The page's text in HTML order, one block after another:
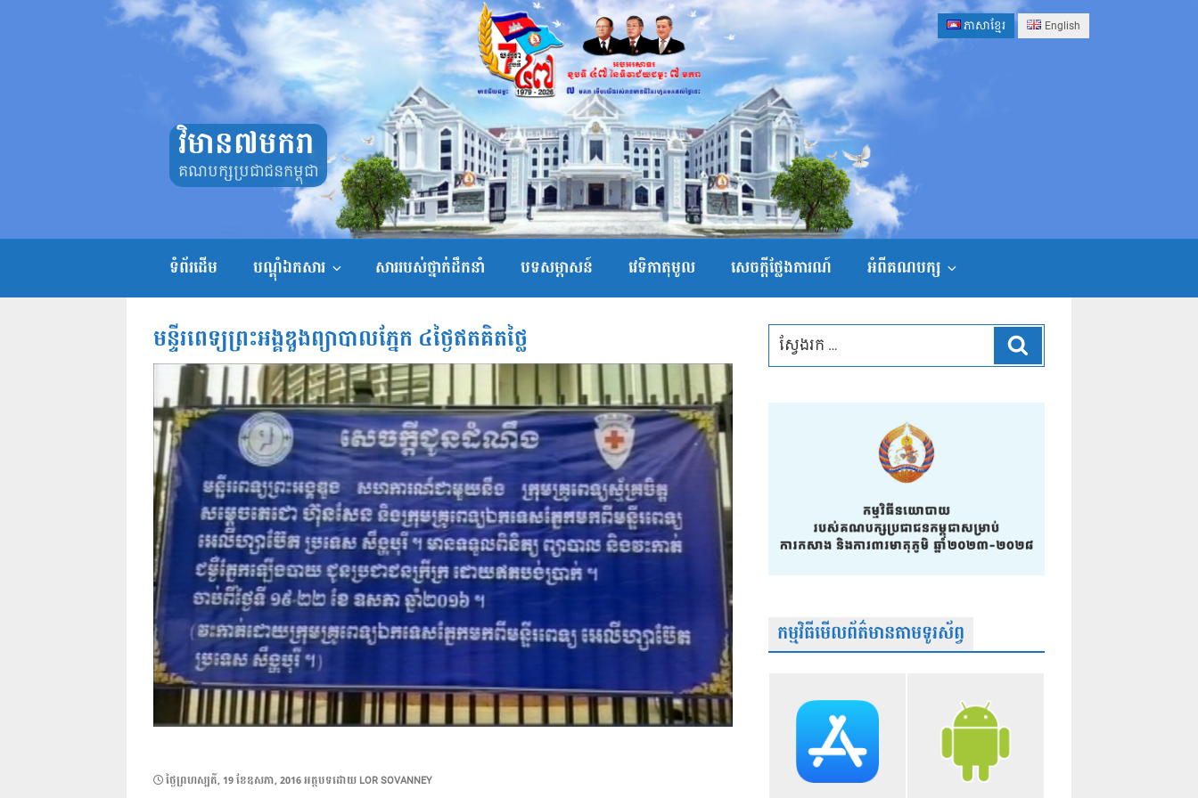
ភាសាខ្មែរ English
វិមាន៧មករា
គណបក្សប្រជាជនកម្ពុជា
ទំព័រដើម បណ្តុំឯកសារ សាររបស់ថ្នាក់ដឹកនាំ បទសម្ភាសន៍ វេទិកាតុមូល សេចក្ដីថ្លែងការណ៍ អំពីគណបក្ស
មន្ទីរពេទ្យព្រះអង្គឌួងព្យាបាលភ្នែក ៤ថ្ងៃឥតគិតថ្លៃ
POSTED
ថ្ងៃ​ព្រហស្បតិ៍, 19 ខែ​ឧសភា, 2016អត្ថបទដោយ LOR SOVANNEY
កម្មវិធីមើលព័ត៌មានតាមទូរស័ព្វ